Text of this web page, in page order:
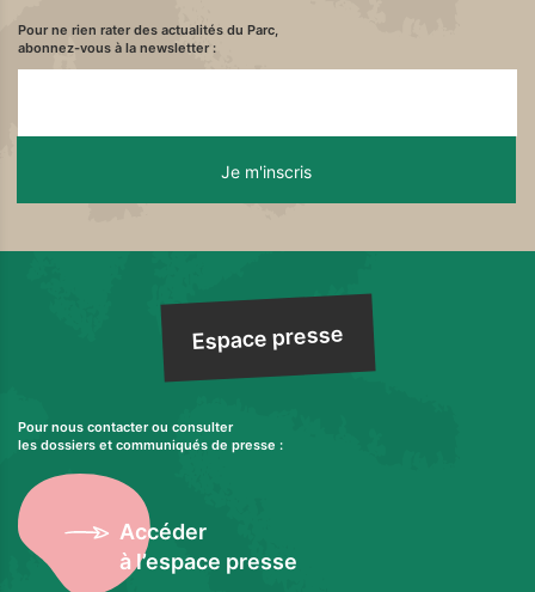
Pour ne rien rater des actualités du Parc,
abonnez-vous à la newsletter :
Espace presse
Pour nous contacter ou consulter
les dossiers et communiqués de presse :
Accéder
à l’espace presse